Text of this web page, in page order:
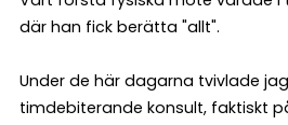
där han fick berätta "allt".
Under de här dagarna tvivlade
timdebiterande konsult, faktiskt